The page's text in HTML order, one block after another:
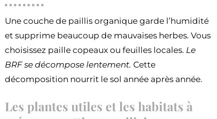
Une couche de paillis organique garde l’humidité
et supprime beaucoup de mauvaises herbes. Vous
choisissez paille copeaux ou feuilles locales. Le
BRF se décompose lentement. Cette
décomposition nourrit le sol année après année.
Les plantes utiles et les habitats à